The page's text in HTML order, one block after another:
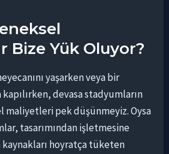
Bize Yük Oluyor?
yaşarken veya bir
devasa stadyumların
maliyetleri pek düşünmeyiz. Oysa
tasarımından işletmesine
kaynakları hoyratça tüketen